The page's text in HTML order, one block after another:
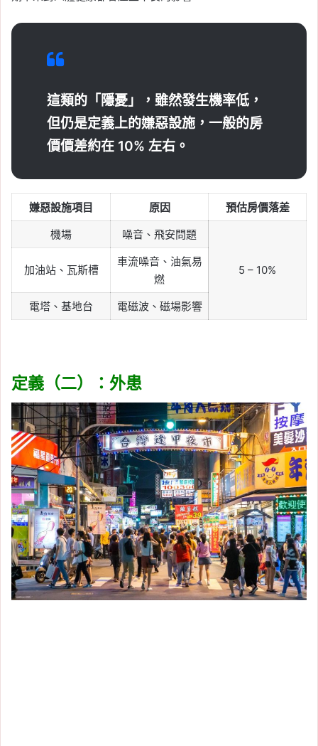
這類的「隱憂」，雖然發生機率低，
但仍是定義上的嫌惡設施，一般的房
價價差約在 10% 左右。
嫌惡設施項目 原因
預估房價落差
機場
噪音、飛安問題
5 – 10%
加油站、瓦斯槽
車流噪音、油氣易
燃
電塔、基地台
電磁波、磁場影響
定義（二）：外患